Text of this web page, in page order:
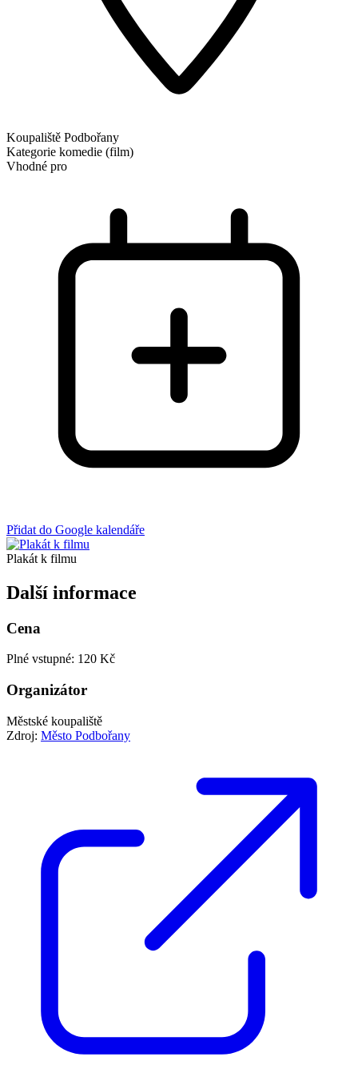
Koupaliště Podbořany
Kategorie komedie (film)
Vhodné pro
Přidat do Google kalendáře
Plakát k filmu
Další informace
Cena
Plné vstupné: 120 Kč
Organizátor
Městské koupaliště
Zdroj: Město Podbořany